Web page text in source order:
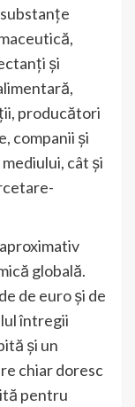
și
producători
companii și
cât și
globală.
de euro și de
întregii
și un
chiar doresc
pentru